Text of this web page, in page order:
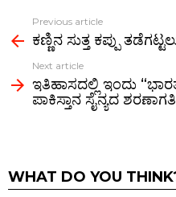
o
k
p
Previous article
ಕಣ್ಣಿನ ಸುತ್ತ ಕಪ್ಪು
Next article
ಇತಿಹಾಸದಲ್ಲಿ ಇಂದು
ಪಾಕಿಸ್ತಾನ ಸೈನ್ಯದ
WHAT DO YOU